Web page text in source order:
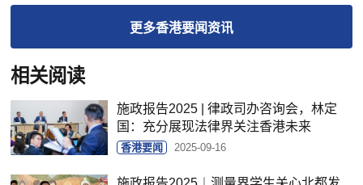
更多香港要闻资讯
相关阅读
施政报告2025 | 律政司办咨询会，林定
国：充分展现法律界关注香港未来
香港要闻 2025-09-16